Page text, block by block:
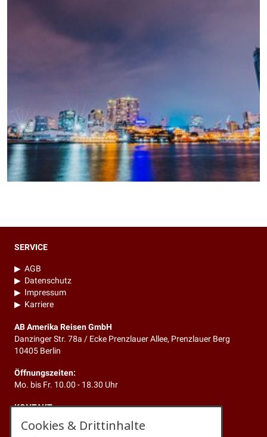
SERVICE
▶ AGB
▶ Datenschutz
▶ Impressum
▶ Karriere
AB Amerika Reisen GmbH
Danzinger Str. 78a / Ecke Prenzlauer Allee, Prenzlauer Berg
10405 Berlin
Öffnungszeiten:
Mo. bis Fr. 10.00 - 18.30 Uhr
KONTAKT
Telefon: +49 (0)30 4429347
Cookies & Drittinhalte